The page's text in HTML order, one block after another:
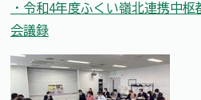
・令和4年度ふくい嶺北連携中
会議録